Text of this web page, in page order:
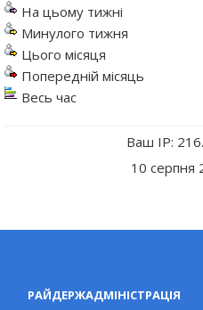
На цьому тижні
Минулого тижня
Цього місяця
Попередній місяць
Весь час
Ваш IP:
10 серпня
РАЙДЕРЖАДМІНІСТРАЦІЯ